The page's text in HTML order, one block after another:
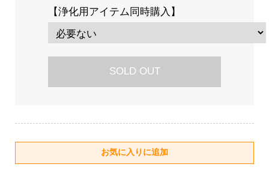
【浄化用アイテム同時購入】
SOLD OUT